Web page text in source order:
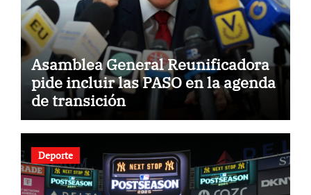
Asamblea General Reunificadora
pide incluir las PASO en la agenda
de transición
Deporte